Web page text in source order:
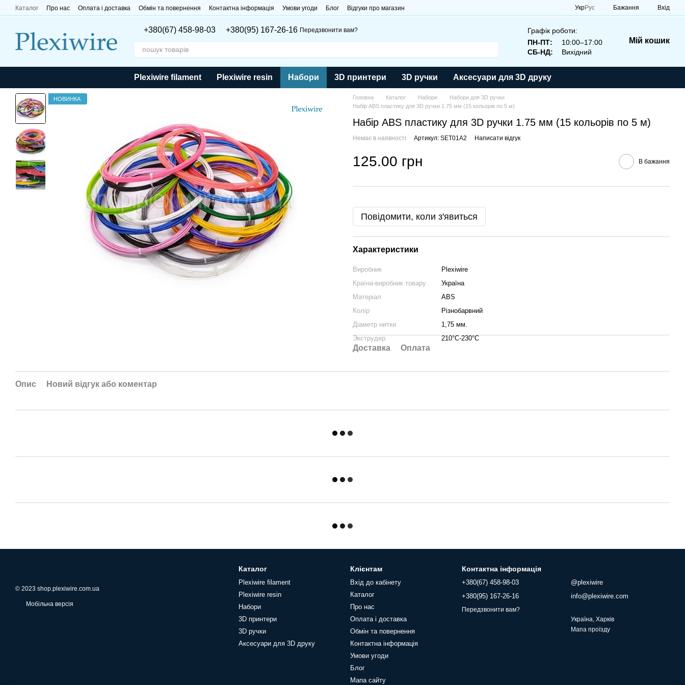
Перейти до основного контенту
Каталог Про нас Оплата і доставка Обмін та повернення Контактна інформація Умови угоди Блог Відгуки про магазин УкрРус Бажання Вхід
+380(67) 458-98-03 +380(95) 167-26-16 Передзвонити вам?
Графік роботи:
ПН-ПТ:
10:00–17:00
СБ-НД:
Вихідний
Мій кошик
Plexiwire filament Plexiwire resin Набори 3D принтери 3D ручки Аксесуари для 3D друку
НОВИНКА Головна Каталог Набори
Набори для 3D ручки
Набір ABS пластику для 3D ручки 1.75 мм (15 кольорів по 5 м)
Набір ABS пластику для 3D ручки 1.75 мм (15 кольорів по 5 м)
Немає в наявності Артикул: SET01A2 Написати відгук
125.00 грн В бажання
Повідомити, коли з'явиться
Характеристики
Виробник
Plexiwire
Країна-виробник товару
Україна
Матеріал
ABS
Колір
Різнобарвний
Діаметр нитки
1,75 мм.
Экструдер
210°С-230°С
Доставка Оплата
Опис Новий відгук або коментар
© 2023 shop.plexiwire.com.ua
Мобільна версія
Каталог
Plexiwire filament
Plexiwire resin
Набори
3D принтери
3D ручки
Аксесуари для 3D друку
Клієнтам
Вхід до кабінету
Каталог
Про нас
Оплата і доставка
Обмін та повернення
Контактна інформація
Умови угоди
Блог
Мапа сайту
Контактна інформація
+380(67) 458-98-03
+380(95) 167-26-16
Передзвонити вам?
@plexiwire
info@plexiwire.com
Україна, Харків
Мапа проїзду